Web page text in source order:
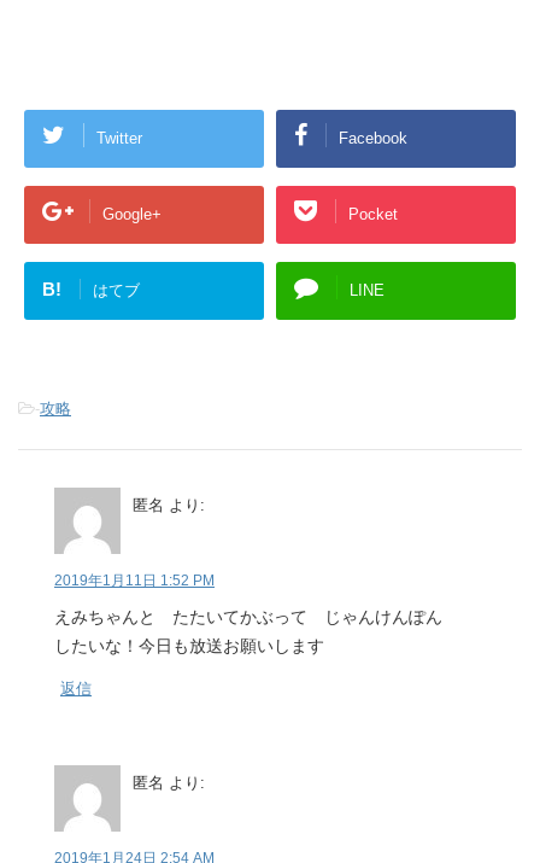
Twitter Facebook
Google+ Pocket
B! はてブ LINE
-攻略
匿名 より:
2019年1月11日 1:52 PM
えみちゃんと たたいてかぶって じゃんけんぽん
したいな！今日も放送お願いします
返信
匿名 より:
2019年1月24日 2:54 AM